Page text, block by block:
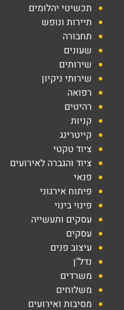
תכשיטי יהלומים
תיירות ונופש
תחבורה
שעונים
שירותים
שירותי ניקיון
רפואה
רהיטים
קניות
קייטרינג
ציוד טקטי
ציוד והגברה לאירועים
פנאי
פיתוח אירגוני
פינוי בינוי
עסקים ותעשייה
עסקים
עיצוב פנים
נדל"ן
משרדים
משלוחים
מסיבות ואירועים